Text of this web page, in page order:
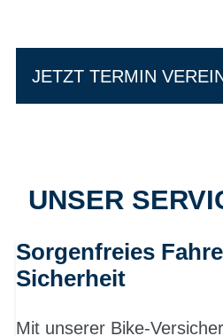
JETZT TERMIN
UNSER
Sorgenfreies
Sicherheit
Mit unserer Bike-